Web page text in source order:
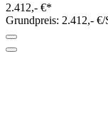
2.412,- €*
Grundpreis: 2.412,- €/